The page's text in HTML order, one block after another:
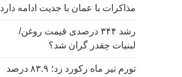
مذاکرات با عمان با جدیت ادامه دارد
رشد ۳۴۴ درصدی قیمت روغن/
لبنیات چقدر گران شد؟
تورم تیر ماه رکورد زد؛ ۸۳.۹ درصد